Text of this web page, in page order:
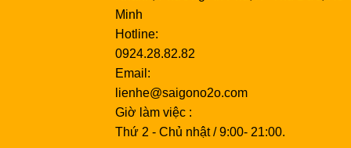
Minh
Hotline:
0924.28.82.82
Email:
lienhe@saigono2o.com
Giờ làm việc :
Thứ 2 - Chủ nhật / 9:00- 21:00.